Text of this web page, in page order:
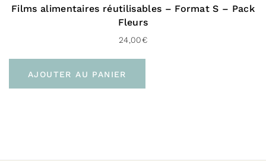
Films alimentaires réutilisables – Format S – Pack
Fleurs
24,00€
AJOUTER AU PANIER